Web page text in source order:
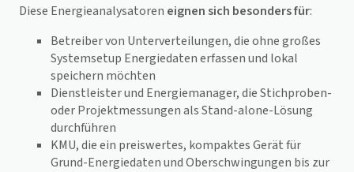
Diese Energieanalysatoren eignen sich besonders für:
Betreiber von Unterverteilungen, die ohne großes
Systemsetup Energiedaten erfassen und lokal
speichern möchten
Dienstleister und Energiemanager, die Stichproben-
oder Projektmessungen als Stand-alone-Lösung
durchführen
KMU, die ein preiswertes, kompaktes Gerät für
Grund-Energiedaten und Oberschwingungen bis zur